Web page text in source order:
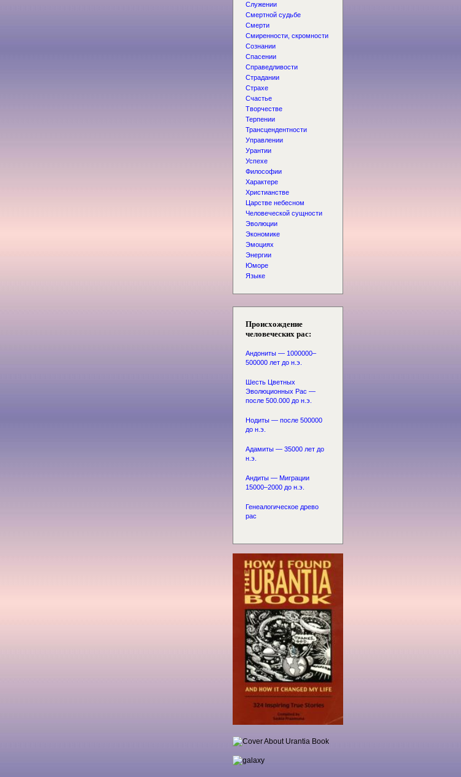
Служении
Смертной судьбе
Смерти
Смиренности, скромности
Сознании
Спасении
Справедливости
Страдании
Страхе
Счастье
Творчестве
Терпении
Трансцендентности
Управлении
Урантии
Успехе
Философии
Характере
Христианстве
Царстве небесном
Человеческой сущности
Эволюции
Экономике
Эмоциях
Энергии
Юморе
Языке
Происхождение
человеческих рас:
Андониты — 1000000–
500000 лет до н.э.
Шесть Цветных
Эволюционных Рас —
после 500.000 до н.э.
Нодиты — после 500000
до н.э.
Адамиты — 35000 лет до
н.э.
Андиты — Миграции
15000–2000 до н.э.
Генеалогическое древо
рас